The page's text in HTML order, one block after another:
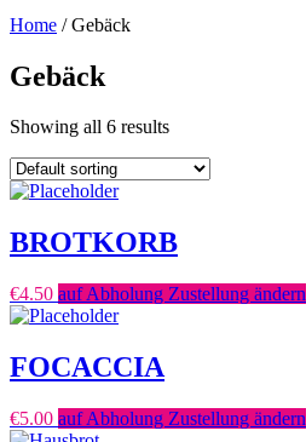
Home / Gebäck
Gebäck
Showing all 6 results
BROTKORB
€4.50 auf Abholung Zustellung ändern
FOCACCIA
€5.00 auf Abholung Zustellung ändern